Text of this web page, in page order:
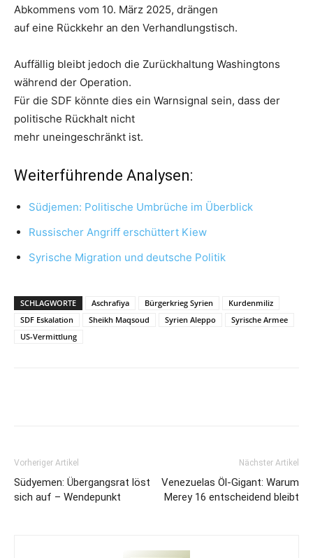
Abkommens vom 10. März 2025, drängen
auf eine Rückkehr an den Verhandlungstisch.
Auffällig bleibt jedoch die Zurückhaltung Washingtons
während der Operation.
Für die SDF könnte dies ein Warnsignal sein, dass der
politische Rückhalt nicht
mehr uneingeschränkt ist.
Weiterführende Analysen:
Südjemen: Politische Umbrüche im Überblick
Russischer Angriff erschüttert Kiew
Syrische Migration und deutsche Politik
SCHLAGWORTE Aschrafiya Bürgerkrieg Syrien
Kurdenmiliz
SDF Eskalation
Sheikh Maqsoud Syrien Aleppo
Syrische Armee
US-Vermittlung
Vorheriger Artikel
Südyemen: Übergangsrat löst
sich auf – Wendepunkt
Nächster Artikel
Venezuelas Öl-Gigant: Warum
Merey 16 entscheidend bleibt